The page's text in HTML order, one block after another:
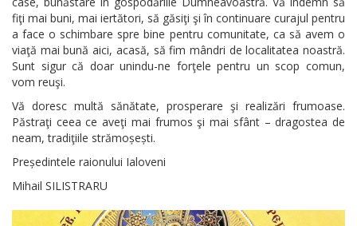
fiţi mai buni, mai iertători, să găsiţi şi în continuare curajul pentru
a face o schimbare spre bine pentru comunitate, ca să avem o
viaţă mai bună aici, acasă, să fim mândri de localitatea noastră.
Sunt sigur că doar unindu-ne forţele pentru un scop comun,
vom reuşi.
Vă doresc multă sănătate, prosperare şi realizări frumoase.
Păstraţi ceea ce aveţi mai frumos şi mai sfânt – dragostea de
neam, tradiţiile strămoșești.
Președintele raionului Ialoveni
Mihail SILISTRARU